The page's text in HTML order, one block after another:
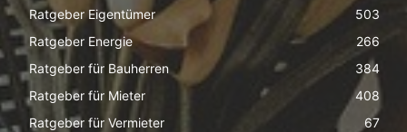
Ratgeber Eigentümer
503
Ratgeber Energie
266
Ratgeber für Bauherren
384
Ratgeber für Mieter
408
Ratgeber für Vermieter
67